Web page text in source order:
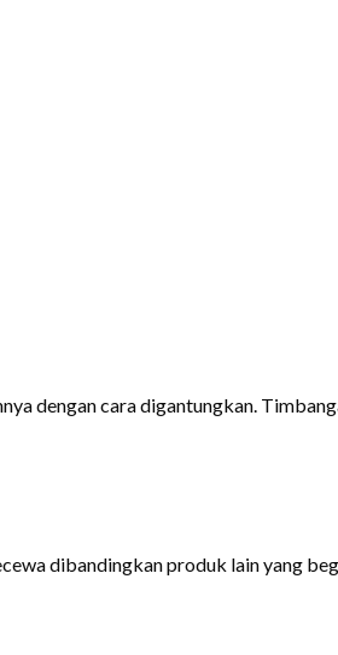
dengan cara digantungkan.
dibandingkan produk lain yang